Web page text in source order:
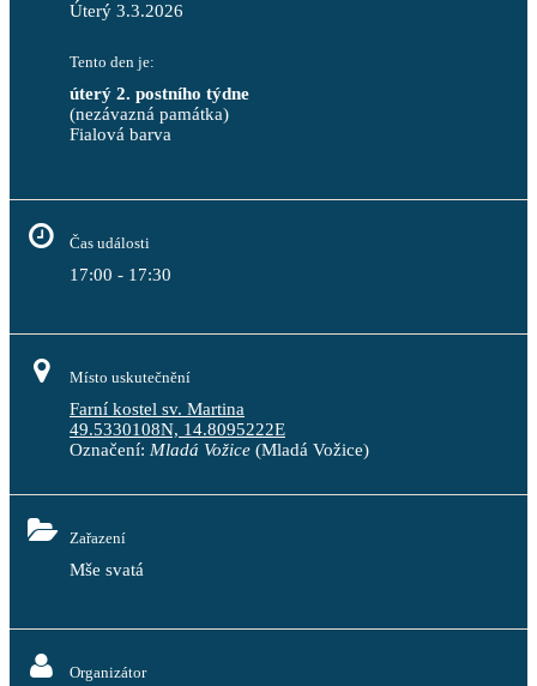
Úterý 3.3.2026
Tento den je:
úterý 2. postního týdne
(nezávazná památka)
Fialová barva
Čas události
17:00 - 17:30
Místo uskutečnění
Farní kostel sv. Martina
49.5330108N, 14.8095222E
Označení: Mladá Vožice (Mladá Vožice)
Zařazení
Mše svatá
Organizátor